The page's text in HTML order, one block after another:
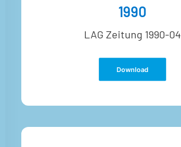
1990
LAG Zeitung 1990-04
Download